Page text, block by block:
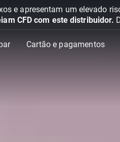
e apresentam um elevado
CFD com este distribuidor.
Cartão e pagamentos